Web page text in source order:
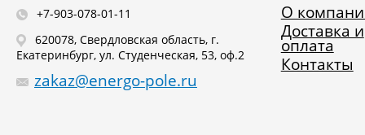
+7-903-078-01-11
620078, Свердловская область, г.
Екатеринбург, ул. Студенческая, 53, оф.2
zakaz@energo-pole.ru
О
Доставка и
оплата
Контакты